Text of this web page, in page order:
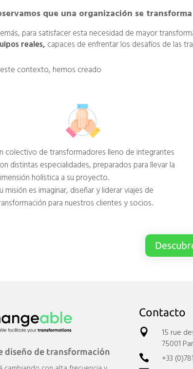
que una organización se
para satisfacer esta necesidad de mayor
reales, capaces de enfrentar los desafíos de las
este contexto, hemos creado
colectivo de transformadores lleno de integrantes
distintas especialidades, preparados para llevar la
holística a su proyecto.
misión es imaginar, diseñar y liderar viajes de
para nuestros clientes y socios.
diseño de transformación
Contacto

15 rue
75001
 +33